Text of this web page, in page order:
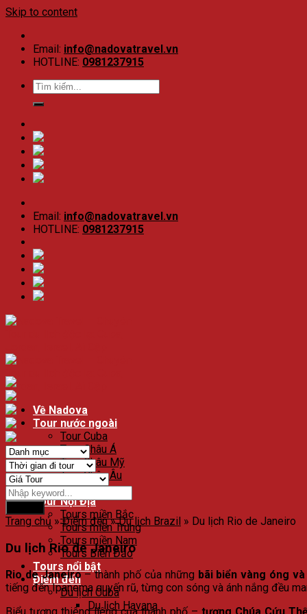
Skip to content
Email: info@nadovatravel.vn
HOTLINE: 0981237915
Email: info@nadovatravel.vn
HOTLINE: 0981237915
Về Nadova
Tour nước ngoài
Tour Cuba
Tour Châu Á
Tour Châu Mỹ
Tour Châu Âu
Tour Độc Lạ
Tour Nội Địa
Tours miền Bắc
Tours miền Trung
Tours miền Nam
Tours Biển Đảo
Tours nổi bật
Điểm đến
Du lịch Cuba
Du lịch Havana
Trang chủ » Điểm đến » Du lịch Brazil » Du lịch Rio de Janeiro
Du lịch Rio de Janeiro
Rio de Janeiro– thành phố của những bãi biển vàng óng
tiếng đến Ipanema quyến rũ, từng con sóng và ánh nắng đều